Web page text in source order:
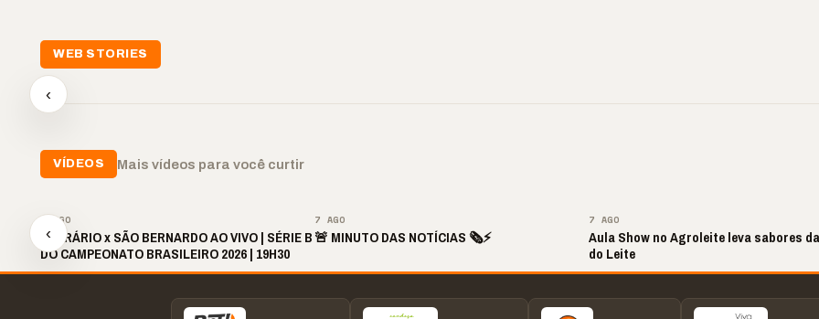
WEB STORIES
‹
📢💜 Agosto Lilás
reforça combate à
violência contra a
mulher
VÍDEOS Mais vídeos para você curtir
‹
7 AGO
OPERÁRIO x SÃO BERNARDO AO VIVO | SÉRIE B
DO CAMPEONATO BRASILEIRO 2026 | 19H30
7 AGO
🚨 MINUTO DAS NOTÍCIAS 🗞️⚡
7 AGO
Aula Show no Agroleite leva sabores
do Leite